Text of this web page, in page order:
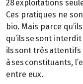
28 exploitations
Ces pratiques ne
bio. Mais parce
qu’ils se sont
ils sont très
à ses constituants,
entre eux.